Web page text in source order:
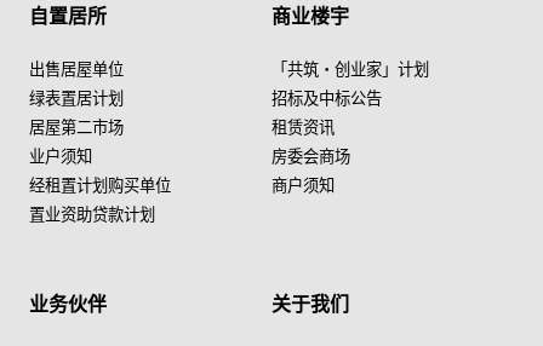
自置居所
出售居屋单位
绿表置居计划
居屋第二市场
业户须知
经租置计划购买单位
置业资助贷款计划
商业楼宇
「共筑・创业家」计划
招标及中标公告
租赁资讯
房委会商场
商户须知
业务伙伴 关于我们